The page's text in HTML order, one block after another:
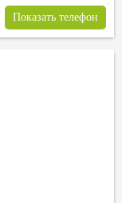
Показать телефон